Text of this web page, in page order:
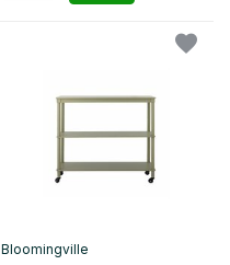
Bloomingville